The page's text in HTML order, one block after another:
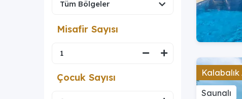
Misafir Sayısı
Çocuk Sayısı
Saunalı